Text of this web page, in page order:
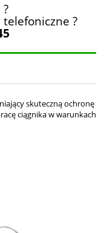
telefoniczne ?
skuteczną ochronę
ciągnika w warunkach